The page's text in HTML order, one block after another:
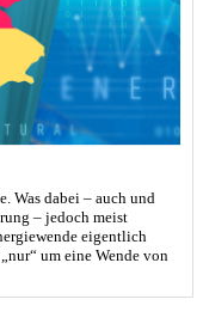
Was dabei – auch und
– jedoch meist
eigentlich
um eine Wende von